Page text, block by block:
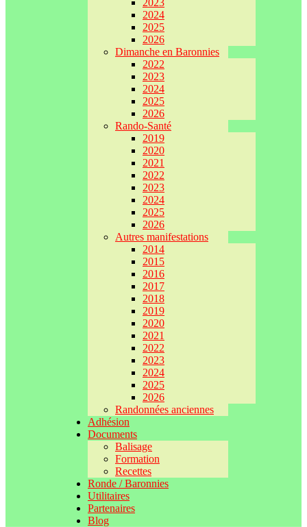
2023
2024
2025
2026
Dimanche en Baronnies
2022
2023
2024
2025
2026
Rando-Santé
2019
2020
2021
2022
2023
2024
2025
2026
Autres manifestations
2014
2015
2016
2017
2018
2019
2020
2021
2022
2023
2024
2025
2026
Randonnées anciennes
Adhésion
Documents
Balisage
Formation
Recettes
Ronde / Baronnies
Utilitaires
Partenaires
Blog